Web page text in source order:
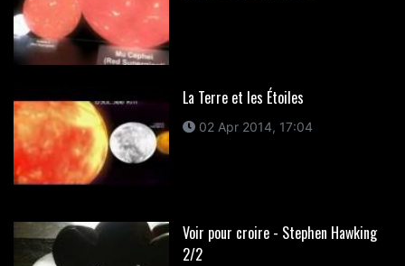
La Terre et les Étoiles
02 Apr 2014, 17:04
Voir pour croire - Stephen Hawking
2/2